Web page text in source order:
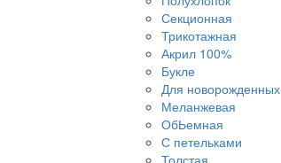
Секционная
Трикотажная
Акрил 100%
Букле
Для новорожденных
Меланжевая
ОбЬемная
С петельками
Толстая